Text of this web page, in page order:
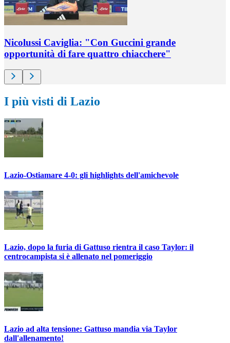
Nicolussi Caviglia: "Con Guccini grande
opportunità di fare quattro chiacchere"
I più visti di Lazio
Lazio-Ostiamare 4-0: gli highlights dell'amichevole
Lazio, dopo la furia di Gattuso rientra il caso Taylor: il
centrocampista si è allenato nel pomeriggio
Lazio ad alta tensione: Gattuso mandia via Taylor
dall'allenamento!